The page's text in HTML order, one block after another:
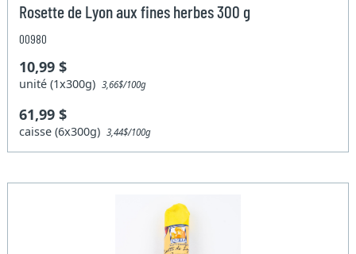
Rosette de Lyon aux fines herbes 300 g
00980
10,99 $
unité (1x300g)3,66$/100g
61,99 $
caisse (6x300g)3,44$/100g